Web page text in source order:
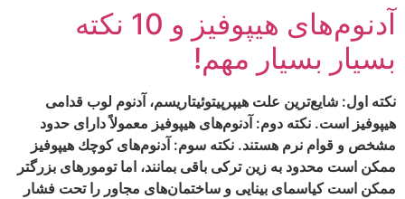
آدنوم‌های هیپوفیز و 10 نکته
بسیار بسیار مهم!
نکته اول: شايع‌ترين علت هيپرپيتوئيتاريسم، آدنوم لوب قدامى
هيپوفيز است. نکته دوم: آدنوم‌‏هاى هيپوفيز معمولاً داراى حدود
مشخص و قوام نرم هستند. نکته سوم: آدنوم‌های کوچك هیپوفیز
ممكن است محدود به زين تركى باقى بمانند، اما تومورهاى بزرگ‏تر
ممكن است كياسماى بينايى و ساختمان‌‏هاى مجاور را تحت فشار